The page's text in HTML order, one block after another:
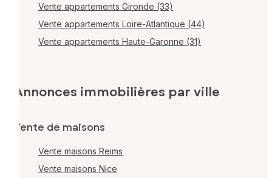
Vente appartements Gironde (33)
Vente appartements Loire-Atlantique (44)
Vente appartements Haute-Garonne (31)
Annonces immobilières par ville
Vente de maisons
Vente maisons Reims
Vente maisons Nice